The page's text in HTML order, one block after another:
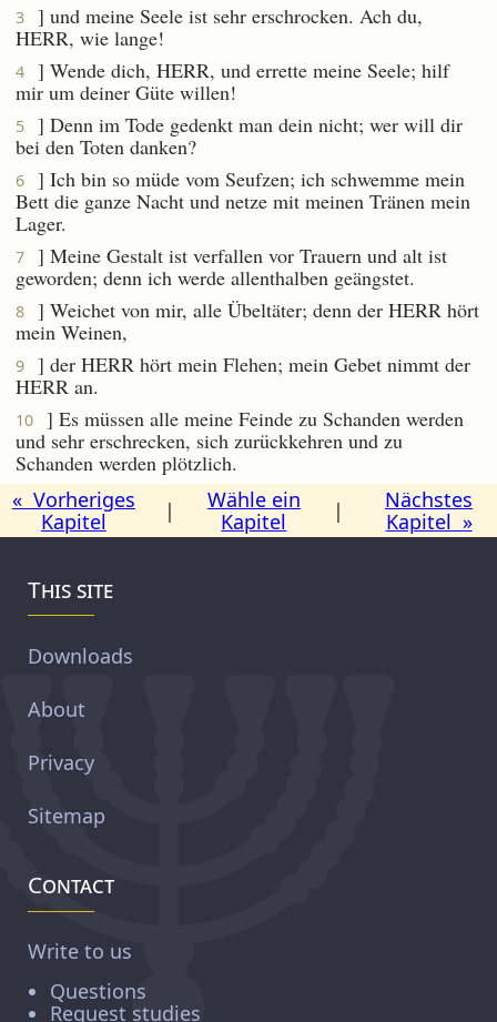
3
] und meine Seele ist sehr erschrocken. Ach du,
HERR, wie lange!
4
] Wende dich, HERR, und errette meine Seele; hilf
mir um deiner Güte willen!
5
] Denn im Tode gedenkt man dein nicht; wer will dir
bei den Toten danken?
6
] Ich bin so müde vom Seufzen; ich schwemme mein
Bett die ganze Nacht und netze mit meinen Tränen mein
Lager.
7
] Meine Gestalt ist verfallen vor Trauern und alt ist
geworden; denn ich werde allenthalben geängstet.
8
] Weichet von mir, alle Übeltäter; denn der HERR hört
mein Weinen,
9
] der HERR hört mein Flehen; mein Gebet nimmt der
HERR an.
10
] Es müssen alle meine Feinde zu Schanden werden
und sehr erschrecken, sich zurückkehren und zu
Schanden werden plötzlich.
« Vorheriges
Kapitel
|
Wähle ein
Kapitel
|
Nächstes
Kapitel »
This site
Downloads
About
Privacy
Sitemap
Contact
Write to us
Questions
Request studies